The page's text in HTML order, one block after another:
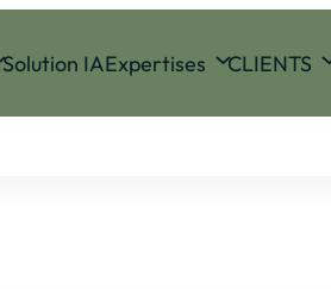
Solution IAExpertises CLIENTS